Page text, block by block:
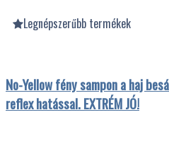
Legnépszerűbb termékek
No-Yellow fény sampon a haj
reflex hatással. EXTRÉM JÓ!